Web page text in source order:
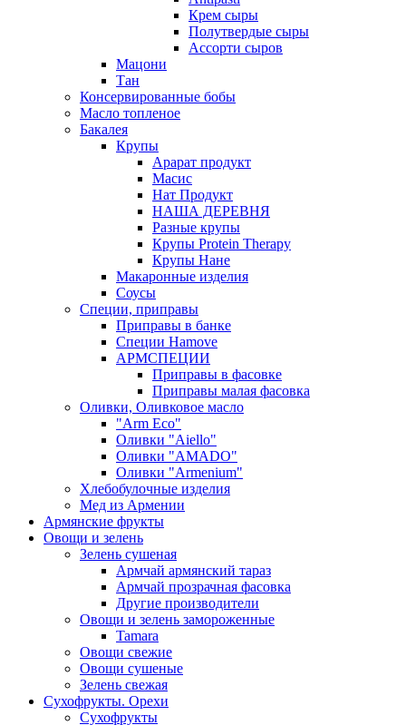
Крем сыры
Полутвердые сыры
Ассорти сыров
Мацони
Тан
Консервированные бобы
Масло топленое
Бакалея
Крупы
Арарат продукт
Масис
Нат Продукт
НАША ДЕРЕВНЯ
Разные крупы
Крупы Protein Therapy
Крупы Нане
Макаронные изделия
Соусы
Специи, приправы
Приправы в банке
Специи Hamove
АРМСПЕЦИИ
Приправы в фасовке
Приправы малая фасовка
Оливки, Оливковое масло
"Arm Eco"
Оливки "Aiello"
Оливки "AMADO"
Оливки "Armenium"
Хлебобулочные изделия
Мед из Армении
Армянские фрукты
Овощи и зелень
Зелень сушеная
Армчай армянский тараз
Армчай прозрачная фасовка
Другие производители
Овощи и зелень замороженные
Tamara
Овощи свежие
Овощи сушеные
Зелень свежая
Сухофрукты. Орехи
Сухофрукты